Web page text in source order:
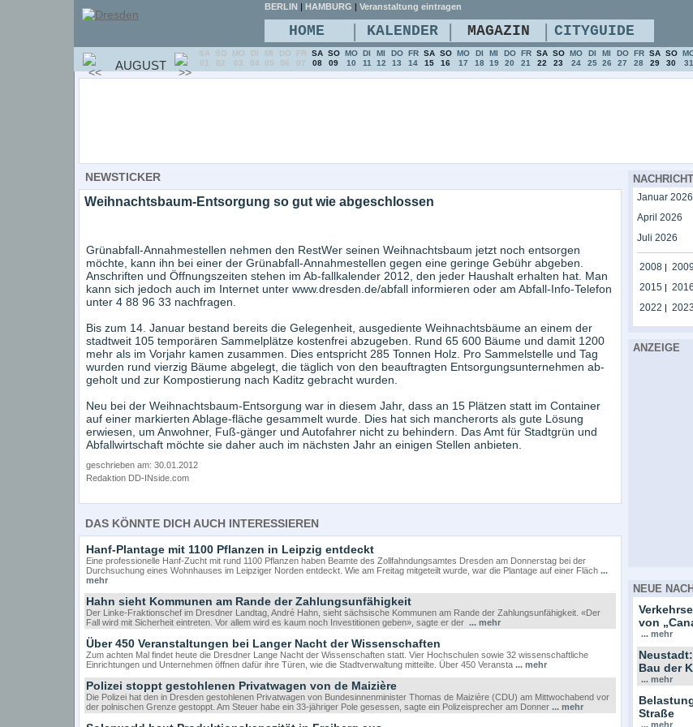
NEWSTICKER
Weihnachtsbaum-Entsorgung so gut wie abgeschlossen
Grünabfall-Annahmestellen nehmen den RestWer seinen Weihnachtsbaum jetzt noch entsorgen
möchte, kann ihn bei einer der Grünabfall-Annahmestellen gegen eine geringe Gebühr abgeben.
Anschriften und Öffnungszeiten stehen im Ab-fallkalender 2012, den jeder Haushalt erhalten hat. Man
kann sich jedoch auch im Internet unter www.dresden.de/abfall informieren oder am Abfall-Info-Telefon
unter 4 88 96 33 nachfragen.
Bis zum 14. Januar bestand bereits die Gelegenheit, ausgediente Weihnachtsbäume an einem der
stadtweit 105 temporären Sammelplätze kostenfrei abzugeben. Rund 65 600 Bäume und damit 1200
mehr als im Vorjahr kamen zusammen. Dies entspricht 285 Tonnen Holz. Pro Sammelstelle und Tag
wurden rund vierzig Bäume abgelegt, die täglich von den beauftragten Entsorgungsunternehmen ab-
geholt und zur Kompostierung nach Kaditz gebracht wurden.
Neu bei der Weihnachtsbaum-Entsorgung war in diesem Jahr, dass an 15 Plätzen statt im Container
auf einer markierten Ablage-fläche gesammelt wurde. Dies hat sich mancherorts als gute Lösung
erwiesen, um Anwohner, Fuß-gänger und Autofahrer nicht zu behindern. Das Amt für Stadtgrün und
Abfallwirtschaft möchte sie daher auch im nächsten Jahr an einigen Stellen anbieten.
geschrieben am: 30.01.2012
Redaktion DD-INside.com
DAS KÖNNTE DICH AUCH INTERESSIEREN
Hanf-Plantage mit 1100 Pflanzen in Leipzig entdeckt
Eine professionelle Hanf-Zucht mit rund 1100 Pflanzen haben Beamte des Zollfahndungsamtes Dresden am Donnerstag bei der
Durchsuchung eines Wohnhauses im Leipziger Norden entdeckt. Wie am Freitag mitgeteilt wurde, war die Plantage auf einer Fläch ...
mehr
Hahn sieht Kommunen am Rande der Zahlungsunfähigkeit
Der Linke-Fraktionschef im Dresdner Landtag, André Hahn, sieht sächsische Kommunen am Rande der Zahlungsunfähigkeit. «Der
Fall wird mit Sicherheit eintreten. Vor allem wird es kaum noch Investitionen geben», sagte er der ... mehr
Über 450 Veranstaltungen bei Langer Nacht der Wissenschaften
Zum achten Mal findet heute die Dresdner Lange Nacht der Wissenschaften statt. Vier Hochschulen sowie 32 wissenschaftliche
Einrichtungen und Unternehmen öffnen dafür ihre Türen, wie die Stadtverwaltung mitteilte. Über 450 Veransta ... mehr
Polizei stoppt gestohlenen Privatwagen von de Maizière
Die Polizei hat den in Dresden gestohlenen Privatwagen von Bundesinnenminister Thomas de Maizière (CDU) am Mittwochabend vor
der polnischen Grenze gestoppt. Am Steuer habe ein 33-jähriger Pole gesessen, sagte ein Polizeisprecher am Donner ... mehr
Januar 2026
April 2026
Juli 2026
2008| 2009
2015| 2016
2022 | 2023
ANZEIGE
NEUE
von
... mehr
Bau der
... mehr
Straße
... mehr
BERLIN | HAMBURG | Veranstaltung eintragen
HOME | KALENDER | MAGAZIN | CITYGUIDE
AUGUST
SA
01
SO
02
MO
03
DI
04
MI
05
DO
06
FR
07
SA
08
SO
09
MO
10
DI
11
MI
12
DO
13
FR
14
SA
15
SO
16
MO
17
DI
18
MI
19
DO
20
FR
21
SA
22
SO
23
MO
24
DI
25
MI
26
DO
27
FR
28
SA
29
SO
30
31